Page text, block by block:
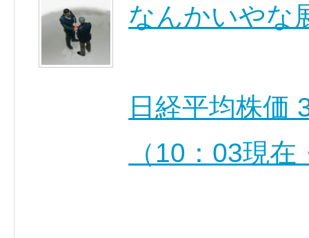
なんかいやな
日経平均株価
（10：03現